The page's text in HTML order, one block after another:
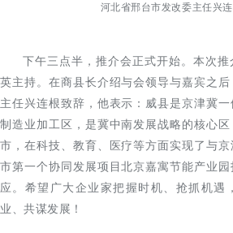
河北省邢台市发改委主任兴
下午三点半，推介会正式开始。本次推
英主持。在商县长介绍与会领导与嘉宾之
主任兴连根致辞，他表示：威县是京津冀
制造业加工区，是冀中南发展战略的核心
市，在科技、教育、医疗等方面实现了与
市第一个协同发展项目北京嘉寓节能产业
应。希望广大企业家把握时机、抢抓机遇
业、共谋发展！